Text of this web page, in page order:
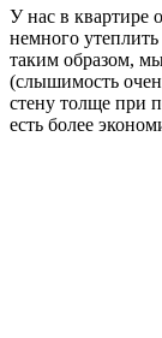
У нас в квартире
немного
таким образом,
(слышимость
стену толще при
есть более